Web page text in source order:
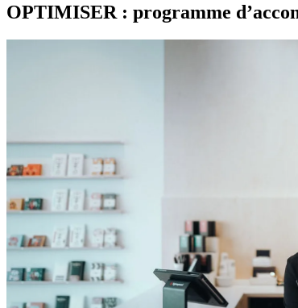
OPTIMISER : programme